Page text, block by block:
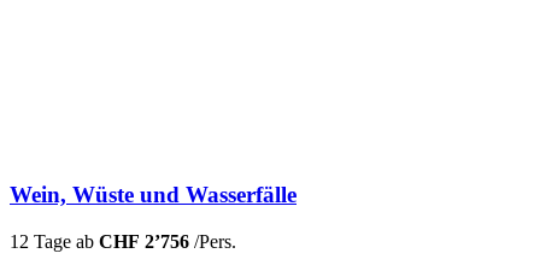
Wein, Wüste und Wasserfälle
12 Tage ab CHF 2’756 /Pers.